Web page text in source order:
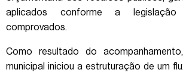
aplicados conforme a legislação
comprovados.
Como resultado do
municipal iniciou a estruturação de um